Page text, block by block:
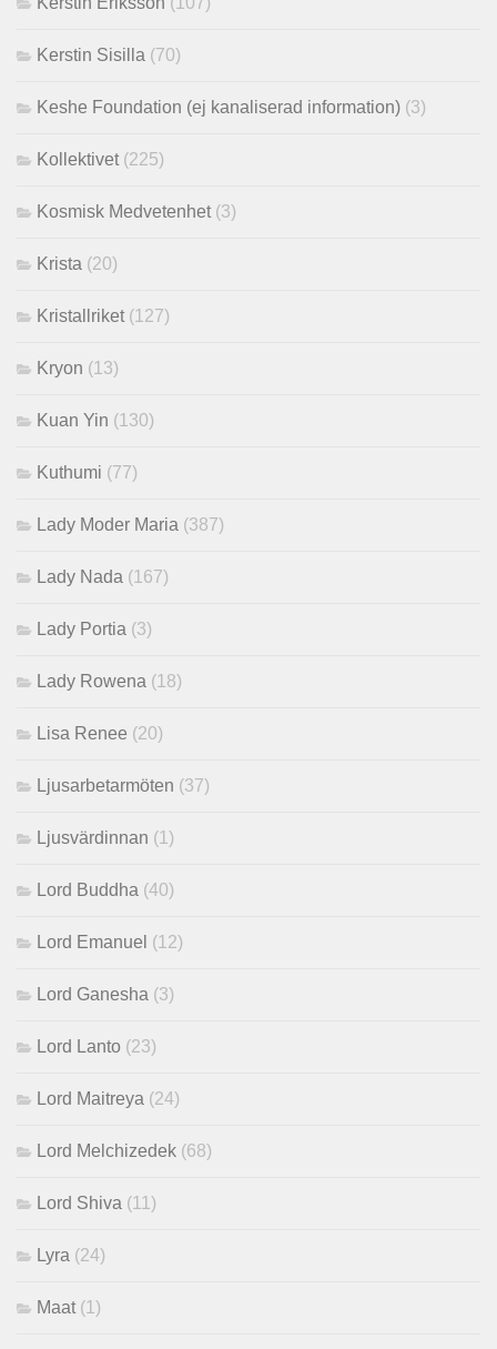
Kerstin Sisilla (70)
Keshe Foundation (ej kanaliserad information) (3)
Kollektivet (225)
Kosmisk Medvetenhet (3)
Krista (20)
Kristallriket (127)
Kryon (13)
Kuan Yin (130)
Kuthumi (77)
Lady Moder Maria (387)
Lady Nada (167)
Lady Portia (3)
Lady Rowena (18)
Lisa Renee (20)
Ljusarbetarmöten (37)
Ljusvärdinnan (1)
Lord Buddha (40)
Lord Emanuel (12)
Lord Ganesha (3)
Lord Lanto (23)
Lord Maitreya (24)
Lord Melchizedek (68)
Lord Shiva (11)
Lyra (24)
Maat (1)